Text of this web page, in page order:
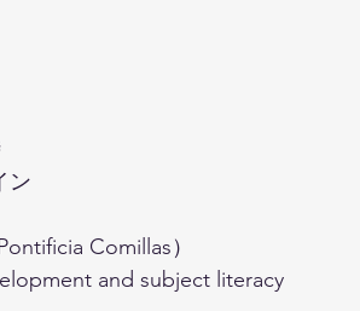
ン
Comillas）
and subject literacy